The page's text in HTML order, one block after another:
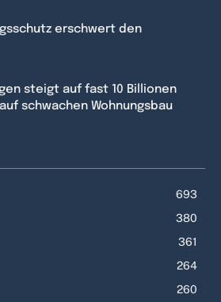
erschwert den
steigt auf fast 10 Billionen
schwachen Wohnungsbau
693
380
361
264
260